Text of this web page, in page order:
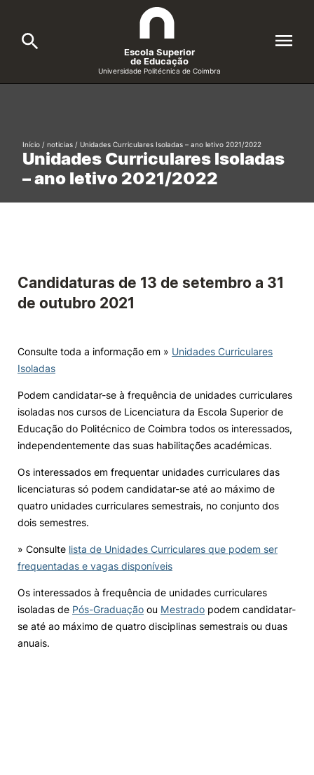
Cursos
Candidatos
Alunos
Elogio / Sugestão / Reclamação Contactos Denúncias
©2026 Instituto Politécnico de Coimbra. Todos os direitos reservados.
Escola Superior
de Educação
Universidade Politécnica de Coimbra
Formative Offer General
Unidades Curriculares Isoladas
– ano letivo 2021/2022
Início / noticias / Unidades Curriculares Isoladas – ano letivo 2021/2022
Candidaturas de 13 de setembro a 31
de outubro 2021
Consulte toda a informação em » Unidades Curriculares
Isoladas
Podem candidatar-se à frequência de unidades curriculares
isoladas nos cursos de Licenciatura da Escola Superior de
Educação do Politécnico de Coimbra todos os interessados,
independentemente das suas habilitações académicas.
Os interessados em frequentar unidades curriculares das
licenciaturas só podem candidatar-se até ao máximo de
quatro unidades curriculares semestrais, no conjunto dos
dois semestres.
» Consulte lista de Unidades Curriculares que podem ser
frequentadas e vagas disponíveis
Os interessados à frequência de unidades curriculares
isoladas de Pós-Graduação ou Mestrado podem candidatar-
se até ao máximo de quatro disciplinas semestrais ou duas
anuais.